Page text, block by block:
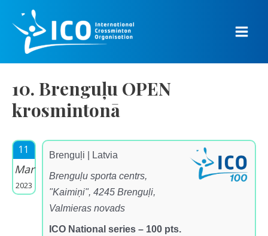
content
Main
10. Brenguļu OPEN
krosmintonā
11
Mar
2023
Brenguļi | Latvia
Brenguļu sporta centrs,
"Kaimiņi", 4245 Brenguļi,
Valmieras novads
ICO National series – 100 pts.